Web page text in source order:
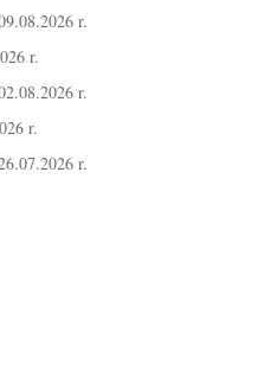
r.
r.
r.
r.
r.